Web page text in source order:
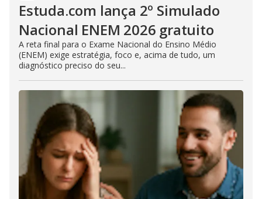
Estuda.com lança 2º Simulado
Nacional ENEM 2026 gratuito
A reta final para o Exame Nacional do Ensino Médio
(ENEM) exige estratégia, foco e, acima de tudo, um
diagnóstico preciso do seu...